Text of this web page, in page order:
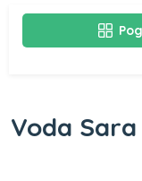
Voda Sara